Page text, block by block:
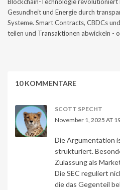
Gesundheit und Energie durch
Systeme. Smart Contracts, CBDCs
teilen und Transaktionen abwickeln -
10 KOMMENTARE
SCOTT SPECHT
November 1, 2025 AT
Die Argumentation
strukturiert.
Zulassung als
Die SEC reguliert
die das Gegenteil